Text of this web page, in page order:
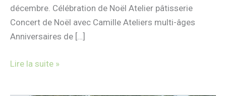
décembre. Célébration de Noël Atelier pâtisserie
Concert de Noël avec Camille Ateliers multi-âges
Anniversaires de […]
Lire la suite »